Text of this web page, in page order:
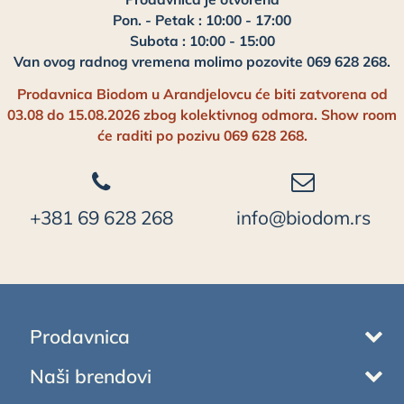
Pon. - Petak : 10:00 - 17:00
Subota : 10:00 - 15:00
Van ovog radnog vremena molimo pozovite 069 628 268.
Prodavnica Biodom u Arandjelovcu će biti zatvorena od
03.08 do 15.08.2026 zbog kolektivnog odmora. Show room
će raditi po pozivu 069 628 268.
+381 69 628 268 info@biodom.rs
Prodavnica
Naši brendovi